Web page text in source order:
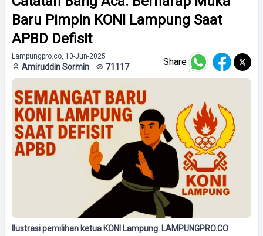
Baru Pimpin KONI Lampung Saat
APBD Defisit
Lampungpro.co, 10-Jun-2025
Amiruddin Sormin 71117 Share
Ilustrasi pemilihan ketua KONI Lampung. LAMPUNGPRO.CO